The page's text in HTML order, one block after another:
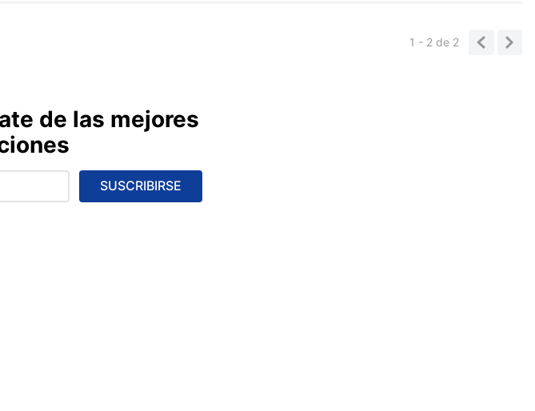
1 - 2de 2
de las mejores
SUSCRIBIRSE